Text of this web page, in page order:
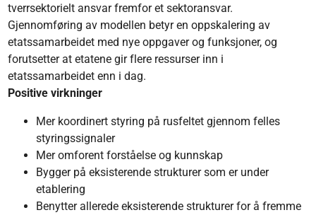
tverrsektorielt ansvar fremfor et sektoransvar.
Gjennomføring av modellen betyr en oppskalering av
etatssamarbeidet med nye oppgaver og funksjoner, og
forutsetter at etatene gir flere ressurser inn i
etatssamarbeidet enn i dag.
Positive virkninger
Mer koordinert styring på rusfeltet gjennom felles
styringssignaler
Mer omforent forståelse og kunnskap
Bygger på eksisterende strukturer som er under
etablering
Benytter allerede eksisterende strukturer for å fremme